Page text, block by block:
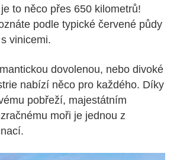
to něco přes 650 kilometrů!
podle typické červené půdy
vinicemi.
dovolenou, nebo divoké
nabízí něco pro každého. Díky
pobřeží, majestátním
moři je jednou z